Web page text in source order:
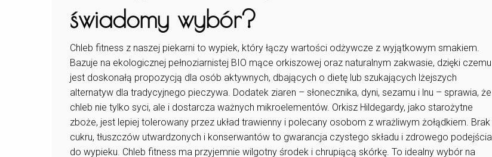
świadomy wybór?
Chleb fitness z naszej piekarni to wypiek, który łączy wartości odżywcze z wyjątkowym smakiem.
Bazuje na ekologicznej pełnoziarnistej BIO mące orkiszowej oraz naturalnym zakwasie, dzięki czemu
jest doskonałą propozycją dla osób aktywnych, dbających o dietę lub szukających lżejszych
alternatyw dla tradycyjnego pieczywa. Dodatek ziaren – słonecznika, dyni, sezamu i lnu – sprawia, że
chleb nie tylko syci, ale i dostarcza ważnych mikroelementów. Orkisz Hildegardy, jako starożytne
zboże, jest lepiej tolerowany przez układ trawienny i polecany osobom z wrażliwym żołądkiem. Brak
cukru, tłuszczów utwardzonych i konserwantów to gwarancja czystego składu i zdrowego podejścia
do wypieku. Chleb fitness ma przyjemnie wilgotny środek i chrupiącą skórkę. To idealny wybór na